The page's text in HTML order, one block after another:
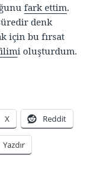
fark ettim.
denk
için bu fırsat
i oluşturdum.
2020
X Reddit
Yazdır